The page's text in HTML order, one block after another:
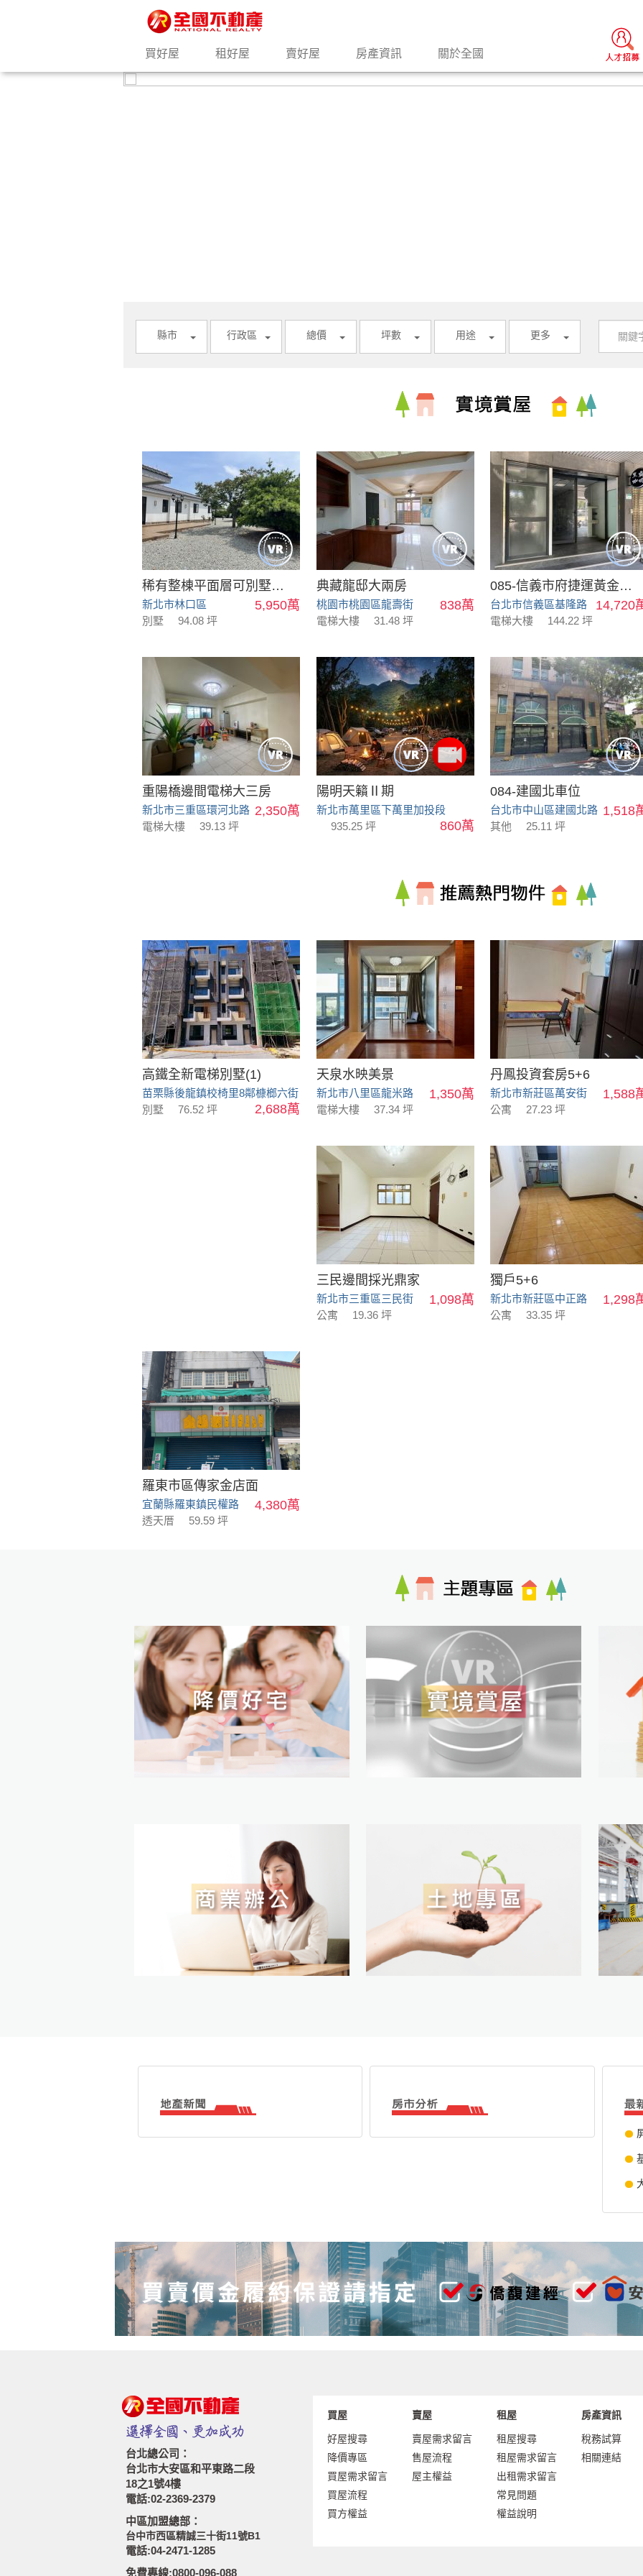
買好屋 租好屋 賣好屋 房產資訊 關於全國
縣市 行政區 總價 坪數 用途 更多
稀有整棟平面層可別墅可會館
新北市林口區 5,950萬
別墅 94.08 坪
典藏龍邸大兩房
桃園市桃園區龍壽街 838萬
電梯大樓 31.48 坪
085-信義市府捷運黃金店面
台北市信義區基隆路 14,720
電梯大樓 144.22 坪
重陽橋邊間電梯大三房
新北市三重區環河北路 2,350萬
電梯大樓 39.13 坪
陽明天籟Ⅱ期
新北市萬里區下萬里加投段
860萬
935.25 坪
084-建國北車位
台北市中山區建國北路 1,518
其他 25.11 坪
高鐵全新電梯別墅(1)
苗栗縣後龍鎮校椅里8鄰槺榔六街
2,688萬
別墅 76.52 坪
天泉水映美景
新北市八里區龍米路 1,350萬
電梯大樓 37.34 坪
丹鳳投資套房5+6
新北市新莊區萬安街 1,588
公寓 27.23 坪
三民邊間採光鼎家
新北市三重區三民街 1,098萬
公寓 19.36 坪
獨戶5+6
新北市新莊區中正路 1,298
公寓 33.35 坪
羅東市區傳家金店面
宜蘭縣羅東鎮民權路 4,380萬
透天厝 59.59 坪
台北總公司：
台北市大安區和平東路二段
18之1號4樓
電話:02-2369-2379
中區加盟總部：
台中市西區精誠三十街11號B1
電話:04-2471-1285
免費專線:0800-096-088
買屋
好屋搜尋
降價專區
買屋需求留言
買屋流程
買方權益
賣屋
賣屋需求留言
售屋流程
屋主權益
租屋
租屋搜尋
租屋需求留言
出租需求留言
常見問題
權益說明
房產資訊
稅務試算
相關連結